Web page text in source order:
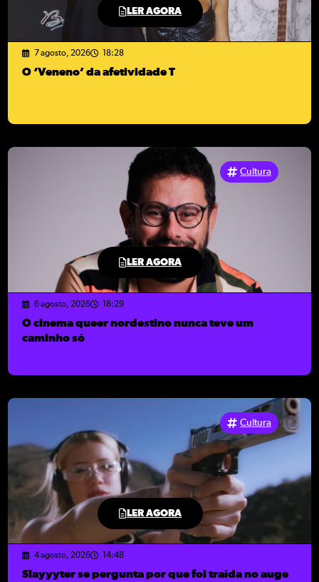
LER AGORA
7 agosto, 2026 18:28
O ‘Veneno’ da afetividade T
LER AGORA
Cultura
6 agosto, 2026 18:29
O cinema queer nordestino nunca teve um
caminho só
LER AGORA
Cultura
4 agosto, 2026 14:48
Slayyyter se pergunta por que foi traída no auge